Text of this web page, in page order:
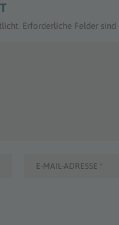
Erforderliche Felder sind